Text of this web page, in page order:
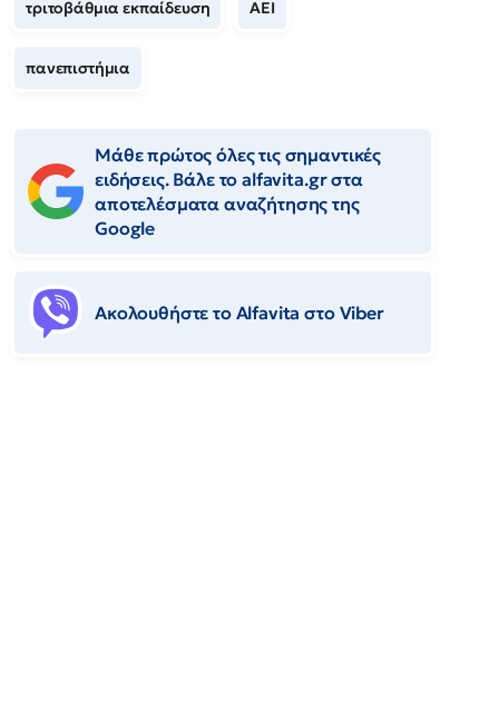
τριτοβάθμια εκπαίδευση ΑΕΙ
πανεπιστήμια
Μάθε πρώτος όλες τις σημαντικές
ειδήσεις. Βάλε το alfavita.gr στα
αποτελέσματα αναζήτησης της
Google
Ακολουθήστε το Αlfavita στο Viber